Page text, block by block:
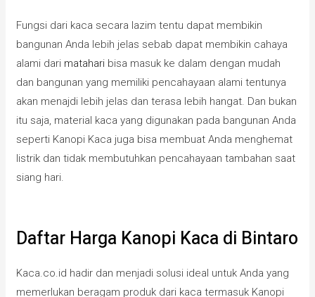
Fungsi dari kaca secara lazim tentu dapat membikin
bangunan Anda lebih jelas sebab dapat membikin cahaya
alami dari matahari bisa masuk ke dalam dengan mudah
dan bangunan yang memiliki pencahayaan alami tentunya
akan menajdi lebih jelas dan terasa lebih hangat. Dan bukan
itu saja, material kaca yang digunakan pada bangunan Anda
seperti Kanopi Kaca juga bisa membuat Anda menghemat
listrik dan tidak membutuhkan pencahayaan tambahan saat
siang hari.
Daftar Harga Kanopi Kaca di Bintaro
Kaca.co.id hadir dan menjadi solusi ideal untuk Anda yang
memerlukan beragam produk dari kaca termasuk Kanopi